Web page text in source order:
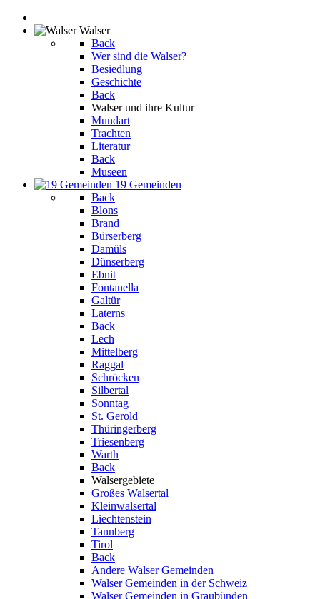
Walser
Back
Wer sind die Walser?
Besiedlung
Geschichte
Back
Walser und ihre Kultur
Mundart
Trachten
Literatur
Back
Museen
19 Gemeinden
Back
Blons
Brand
Bürserberg
Damüls
Dünserberg
Ebnit
Fontanella
Galtür
Laterns
Back
Lech
Mittelberg
Raggal
Schröcken
Silbertal
Sonntag
St. Gerold
Thüringerberg
Triesenberg
Warth
Back
Walsergebiete
Großes Walsertal
Kleinwalsertal
Liechtenstein
Tannberg
Tirol
Back
Andere Walser Gemeinden
Walser Gemeinden in der Schweiz
Walser Gemeinden in Graubünden